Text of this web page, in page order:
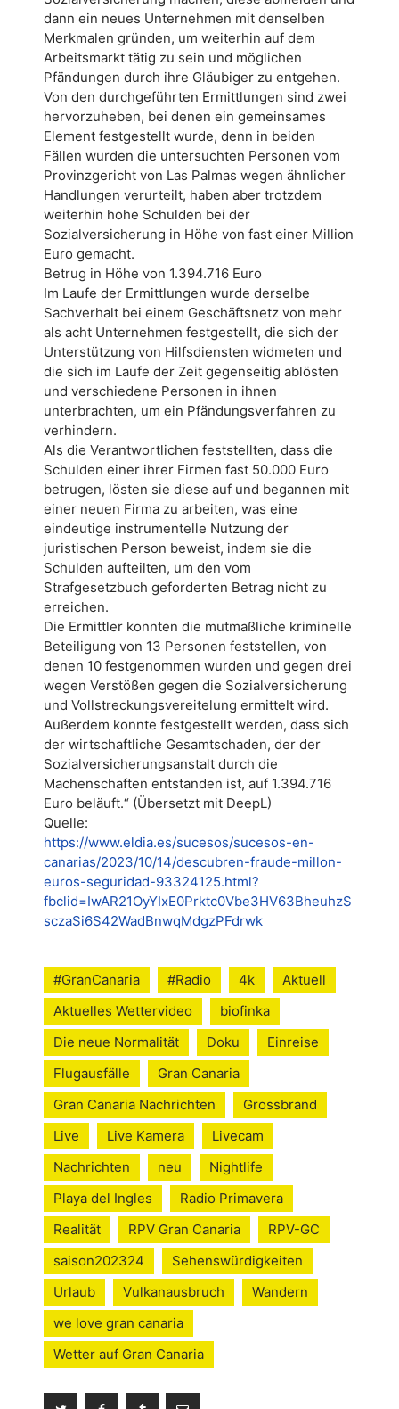
dann ein neues Unternehmen mit denselben
Merkmalen gründen, um weiterhin auf dem
Arbeitsmarkt tätig zu sein und möglichen
Pfändungen durch ihre Gläubiger zu entgehen.
Von den durchgeführten Ermittlungen sind zwei
hervorzuheben, bei denen ein gemeinsames
Element festgestellt wurde, denn in beiden
Fällen wurden die untersuchten Personen vom
Provinzgericht von Las Palmas wegen ähnlicher
Handlungen verurteilt, haben aber trotzdem
weiterhin hohe Schulden bei der
Sozialversicherung in Höhe von fast einer Million
Euro gemacht.
Betrug in Höhe von 1.394.716 Euro
Im Laufe der Ermittlungen wurde derselbe
Sachverhalt bei einem Geschäftsnetz von mehr
als acht Unternehmen festgestellt, die sich der
Unterstützung von Hilfsdiensten widmeten und
die sich im Laufe der Zeit gegenseitig ablösten
und verschiedene Personen in ihnen
unterbrachten, um ein Pfändungsverfahren zu
verhindern.
Als die Verantwortlichen feststellten, dass die
Schulden einer ihrer Firmen fast 50.000 Euro
betrugen, lösten sie diese auf und begannen mit
einer neuen Firma zu arbeiten, was eine
eindeutige instrumentelle Nutzung der
juristischen Person beweist, indem sie die
Schulden aufteilten, um den vom
Strafgesetzbuch geforderten Betrag nicht zu
erreichen.
Die Ermittler konnten die mutmaßliche kriminelle
Beteiligung von 13 Personen feststellen, von
denen 10 festgenommen wurden und gegen drei
wegen Verstößen gegen die Sozialversicherung
und Vollstreckungsvereitelung ermittelt wird.
Außerdem konnte festgestellt werden, dass sich
der wirtschaftliche Gesamtschaden, der der
Sozialversicherungsanstalt durch die
Machenschaften entstanden ist, auf 1.394.716
Euro beläuft.“ (Übersetzt mit DeepL)
Quelle:
https://www.eldia.es/sucesos/sucesos-en-
canarias/2023/10/14/descubren-fraude-millon-
euros-seguridad-93324125.html?
fbclid=IwAR21OyYIxE0Prktc0Vbe3HV63BheuhzS
sczaSi6S42WadBnwqMdgzPFdrwk
#GranCanaria #Radio 4k
Aktuell
Aktuelles Wettervideo
biofinka
Die neue Normalität
Doku
Einreise
Flugausfälle
Gran Canaria
Gran Canaria Nachrichten
Grossbrand
Live
Live Kamera
Livecam
Nachrichten
neu
Nightlife
Playa del Ingles
Radio Primavera
Realität
RPV Gran Canaria
RPV-GC
saison202324
Sehenswürdigkeiten
Urlaub
Vulkanausbruch
Wandern
we love gran canaria
Wetter auf Gran Canaria